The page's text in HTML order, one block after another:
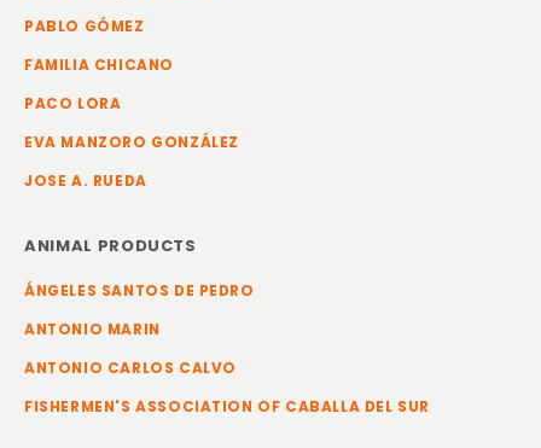
PABLO GÓMEZ
FAMILIA CHICANO
PACO LORA
EVA MANZORO GONZÁLEZ
JOSE A. RUEDA
ANIMAL PRODUCTS
ÁNGELES SANTOS DE PEDRO
ANTONIO MARIN
ANTONIO CARLOS CALVO
FISHERMEN'S ASSOCIATION OF CABALLA DEL SUR